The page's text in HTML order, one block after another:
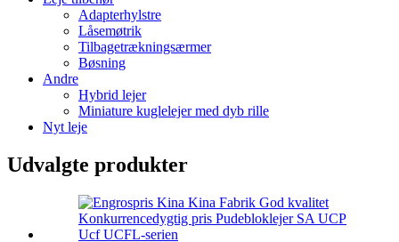
Adapterhylstre
Låsemøtrik
Tilbagetrækningsærmer
Bøsning
Andre
Hybrid lejer
Miniature kuglelejer med dyb rille
Nyt leje
Udvalgte produkter